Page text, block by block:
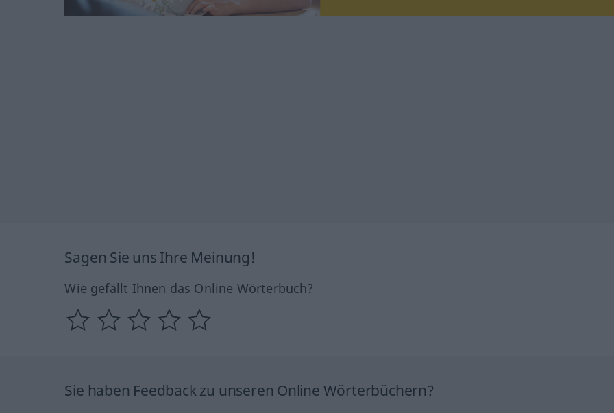
Sagen Sie uns Ihre Meinung!
Wie gefällt Ihnen das Online Wörterbuch?
Sie haben Feedback zu unseren Online Wörterbüchern?